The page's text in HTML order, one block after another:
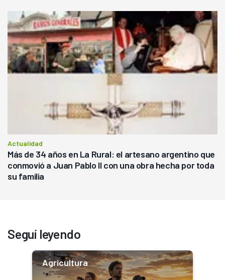
Actualidad
Más de 34 años en La Rural: el artesano argentino que
conmovió a Juan Pablo II con una obra hecha por toda
su familia
Seguí leyendo
Agricultura